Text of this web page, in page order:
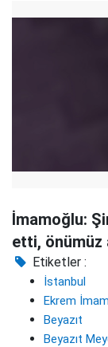
İmamoğlu:
etti, önümüz
Etiketler :
İstanbul
Ekrem
Beyazıt
Beyazıt